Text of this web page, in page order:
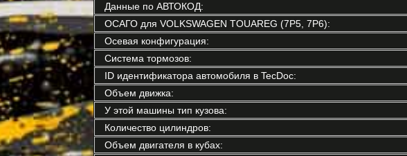
Данные по АВТОКОД:
ОСАГО для VOLKSWAGEN TOUAREG (7P5, 7P6):
Осевая конфигурация:
Система тормозов:
ID идентификатора автомобиля в TecDoc:
Объем движка:
У этой машины тип кузова:
Количество цилиндров:
Объем двигателя в кубах: